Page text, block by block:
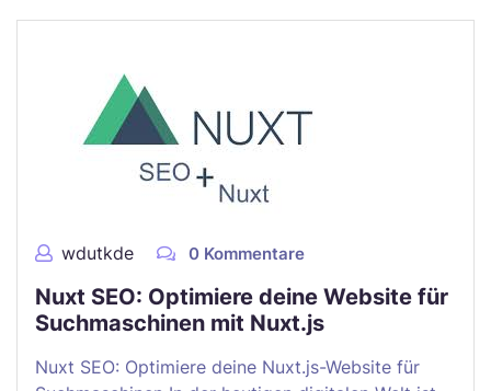
wdutkde 0 Kommentare
Nuxt SEO: Optimiere deine Website für
Suchmaschinen mit Nuxt.js
Nuxt SEO: Optimiere deine Nuxt.js-Website für